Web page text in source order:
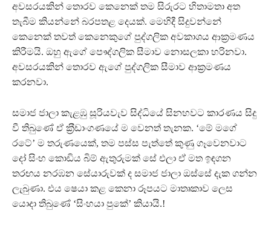
අවසරයකින් තොරව කෙනෙක් තම සිරුරට හිතාමතා අත
තැබීම කියන්නේ බරපතළ දෙයක්. මෙහිදී සිදුවන්නේ
කෙනෙක් තවත් කෙනෙකුගේ පුද්ගලික අවකාශය ආක‍්‍රමණය
කිරීමයි. ඔහු ඇගේ පෞද්ගලික සීමාව නොසලකා හරිනවා.
අවසරයකින් තොරව ඇගේ පුද්ගලික සීමාව ආක‍්‍රමණය
කරනවා.
සමාජ ජාලා කැළඹු සූරියවැව සිද්ධියේ සිනහවට කාරණය සිදු
වී තිබුණේ ඒ ක‍්‍රීඩාංගණයේ ම වෙනත් තැනක. ‘මේ මගේ
රටේ’ ම තරුණයෙක්, තම පස්ස පැත්තේ කුණු ගෑවෙනවාට
දෝ සිංහ කොඩිය බිම් ඇතුරුමක් සේ එලා ඒ මත ඉඳගන
තරඟය නරඹන සේයාරුවක් ද සමාජ ජාලා ඔස්සේ දැක ගන්න
ලැබුණා. එය ෂෙයා කළ කෙනා රූපයට මාතෘකාව ලෙස
යොදා තිබුණේ ‘සිංහයා පුකේ’ කියායි.!